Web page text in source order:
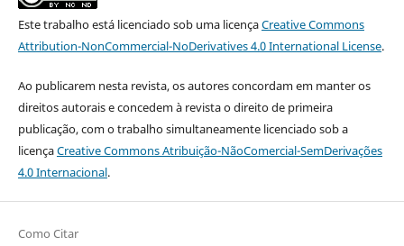
Este trabalho está licenciado sob uma licençaCreative Commons
Attribution-NonCommercial-NoDerivatives 4.0 International License.
Ao publicarem nesta revista, os autores concordam em manter os
direitos autorais e concedem à revista o direito de primeira
publicação, com o trabalho simultaneamente licenciado sob a
licençaCreative Commons Atribuição-NãoComercial-SemDerivações
4.0 Internacional.
Como Citar